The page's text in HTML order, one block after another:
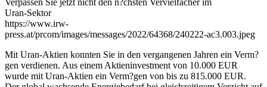
Verpassen Sie jetzt nicht den n?chsten Vervielfacher im
Uran-Sektor
https://www.irw-
press.at/prcom/images/messages/2022/64368/240222-ac3.003.jpeg
Mit Uran-Aktien konnten Sie in den vergangenen Jahren ein Verm?
gen verdienen. Aus einem Aktieninvestment von 10.000 EUR
wurde mit Uran-Aktien ein Verm?gen von bis zu 815.000 EUR.